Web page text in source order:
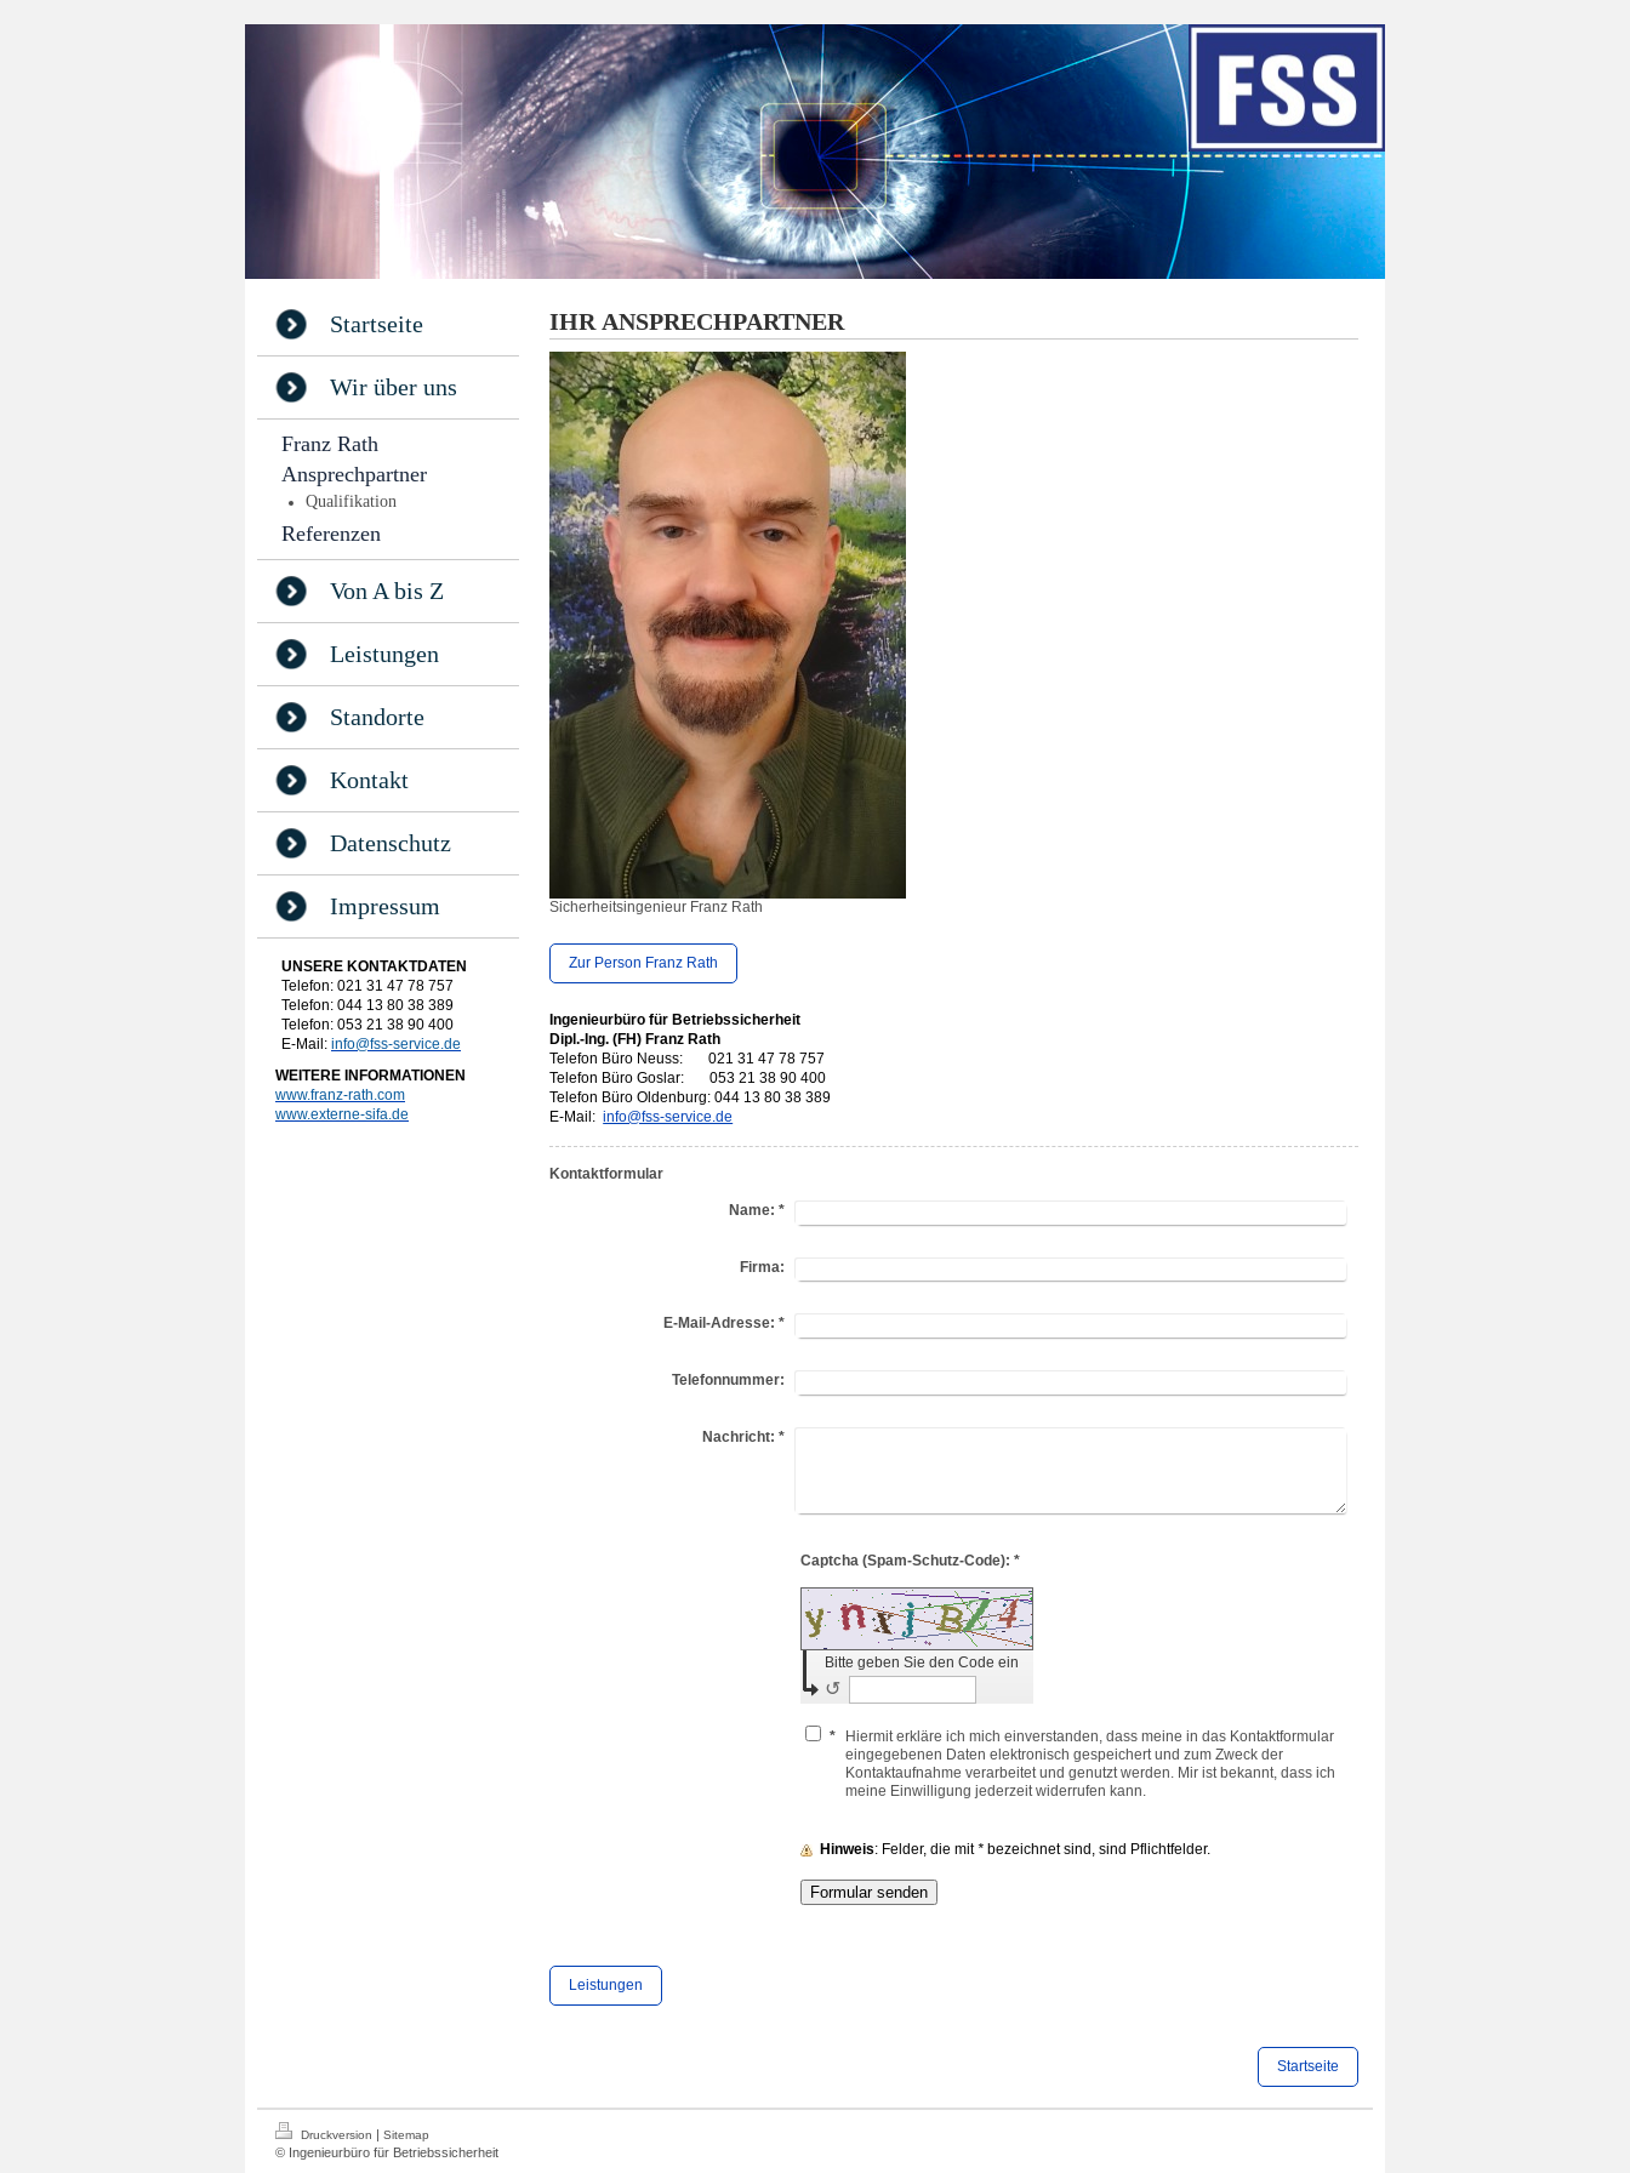
Startseite
Wir über uns
Franz Rath
Ansprechpartner
Qualifikation
Referenzen
Von A bis Z
Leistungen
Standorte
Kontakt
Datenschutz
Impressum
UNSERE KONTAKTDATEN
Telefon: 021 31 47 78 757
Telefon: 044 13 80 38 389
Telefon: 053 21 38 90 400
E-Mail: info@fss-service.de
WEITERE INFORMATIONEN
www.franz-rath.com
www.externe-sifa.de
IHR ANSPRECHPARTNER
Sicherheitsingenieur Franz Rath
Zur Person Franz Rath
Ingenieurbüro für Betriebssicherheit
Dipl.-Ing. (FH) Franz Rath
Telefon Büro Neuss:
021 31 47 78 757
Telefon Büro Goslar: 053 21 38 90 400
Telefon BüroOldenburg: 044 13 80 38 389
E-Mail:info@fss-service.de
Kontaktformular
Name: *
Firma:
E-Mail-Adresse: *
Telefonnummer:
Nachricht: *
Captcha (Spam-Schutz-Code): *
Bitte geben Sie den Code ein
↺
*
Hiermit erkläre ich mich einverstanden, dass meine in das Kontaktformular
eingegebenen Daten elektronisch gespeichert und zum Zweck der
Kontaktaufnahme verarbeitet und genutzt werden. Mir ist bekannt, dass ich
meine Einwilligung jederzeit widerrufen kann.
Hinweis : Felder, die mit*bezeichnet sind, sind Pflichtfelder.
Leistungen
Startseite
Druckversion | Sitemap
© Ingenieurbüro für Betriebssicherheit